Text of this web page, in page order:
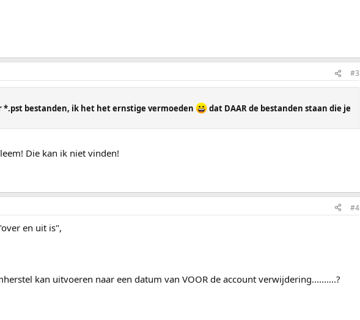
#3
*.pst bestanden, ik het het ernstige vermoeden
dat DAAR de bestanden staan die je
Die kan ik niet vinden!
#4
en uit is",
kan uitvoeren naar een datum van VOOR de account verwijdering..........?